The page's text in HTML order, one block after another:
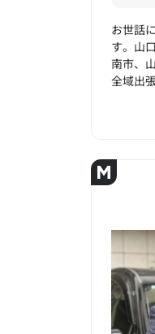
お世話
す。山
南市、
全域出